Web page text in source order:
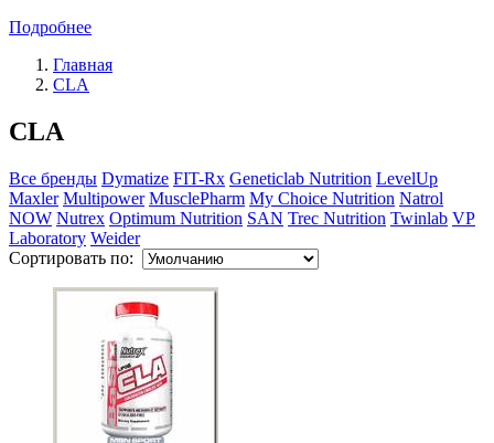
Подробнее
Главная
CLA
CLA
Все бренды Dymatize FIT-Rx Geneticlab Nutrition LevelUp
Maxler Multipower MusclePharm My Choice Nutrition Natrol
NOW Nutrex Optimum Nutrition SAN Trec Nutrition Twinlab VP
Laboratory Weider
Сортировать по: